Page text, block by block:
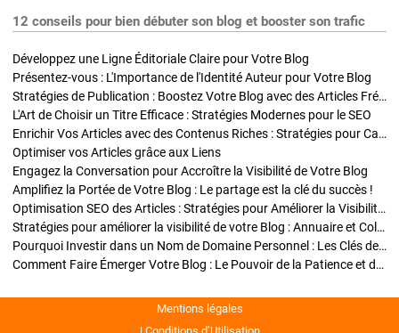
12 conseils pour bien débuter son blog et booster son trafic
Développez une Ligne Éditoriale Claire pour Votre Blog
Présentez-vous : L'Importance de l'Identité Auteur pour Votre Blog
Stratégies de Publication : Boostez Votre Blog avec des Articles Fréquents et Exclusifs
L'Art de Choisir un Titre Efficace : Stratégies Modernes pour le SEO
Enrichir Vos Articles avec des Contenus Riches : Stratégies pour Captiver et Optimiser
Optimiser vos Articles grâce aux Liens
Engagez la Conversation pour Accroître la Visibilité de Votre Blog
Amplifiez la Portée de Votre Blog : Le partage est la clé du succès !
Optimisation SEO des Articles : Stratégies pour Améliorer la Visibilité de Votre Blog
Stratégies pour améliorer la visibilité de votre Blog : Annuaire et Collaborations
Pourquoi Investir dans un Nom de Domaine Personnel : Les Clés de la Réussite de Votre Blog
Comment Faire Émerger Votre Blog : Le Pouvoir de la Patience et de la Persévérance
Mentions légales